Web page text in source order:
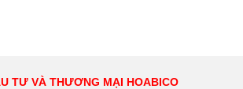
TƯ VÀ THƯƠNG MẠI HOABICO